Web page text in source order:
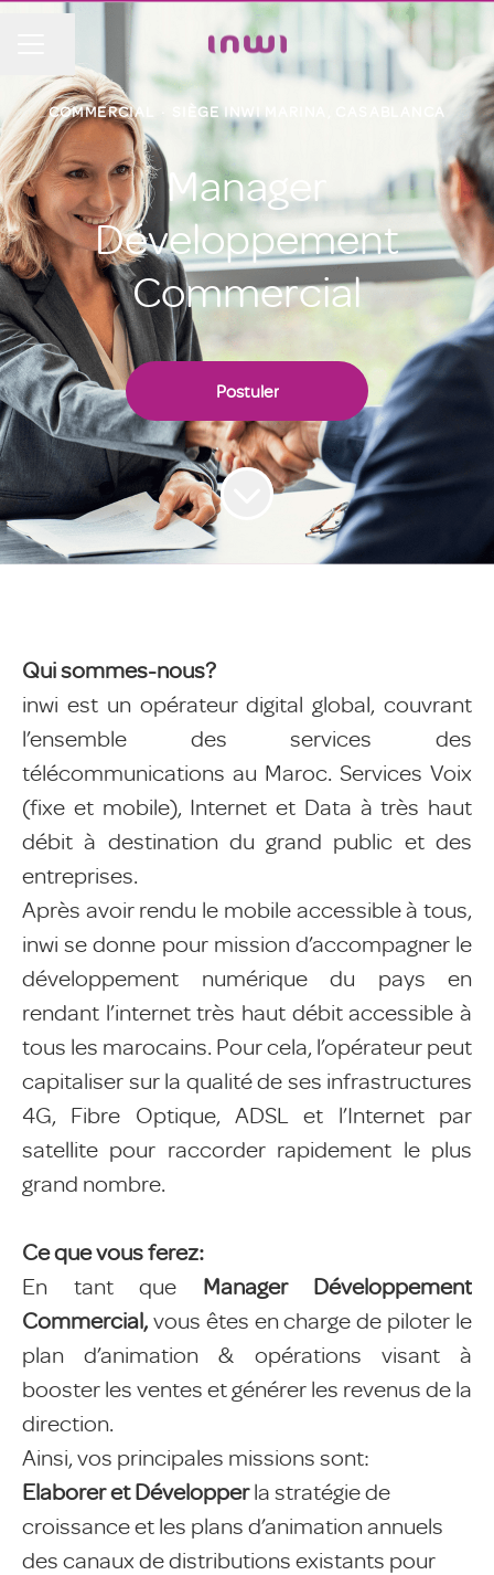
COMMERCIAL SIÈGE INWI MARINA, CASABLANCA
Manager
Développement
Commercial
Postuler
Qui sommes-nous?
inwi est un opérateur digital global, couvrant
l’ensemble des services des
télécommunications au Maroc. Services Voix
(fixe et mobile), Internet et Data à très haut
débit à destination du grand public et des
entreprises.
Après avoir rendu le mobile accessible à tous,
inwi se donne pour mission d’accompagner le
développement numérique du pays en
rendant l’internet très haut débit accessible à
tous les marocains. Pour cela, l’opérateur peut
capitaliser sur la qualité de ses infrastructures
4G, Fibre Optique, ADSL et l’Internet par
satellite pour raccorder rapidement le plus
grand nombre.
Ce que vous ferez:
En tant que Manager Développement
Commercial,vous êtes en charge de piloter le
plan d’animation & opérations visant à
booster les ventes et générer les revenus de la
direction.
Ainsi, vos principales missions sont:
Elaborer et Développerla stratégie de
croissance et les plans d’animation annuels
des canaux de distributions existants pour